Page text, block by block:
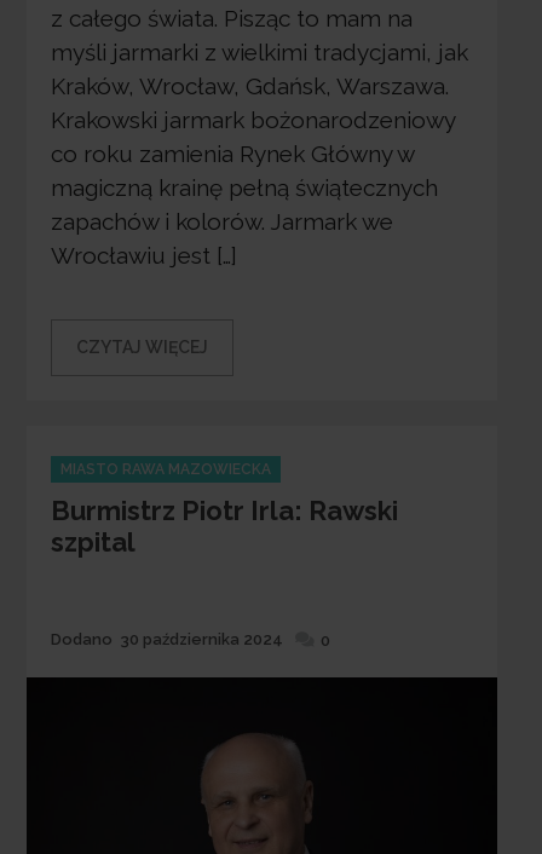
z całego świata. Pisząc to mam na
myśli jarmarki z wielkimi tradycjami, jak
Kraków, Wrocław, Gdańsk, Warszawa.
Krakowski jarmark bożonarodzeniowy
co roku zamienia Rynek Główny w
magiczną krainę pełną świątecznych
zapachów i kolorów. Jarmark we
Wrocławiu jest […]
CZYTAJ WIĘCEJ
Categories
MIASTO RAWA MAZOWIECKA
Burmistrz Piotr Irla: Rawski
szpital
Dodane
Dodano 30 października 2024 0